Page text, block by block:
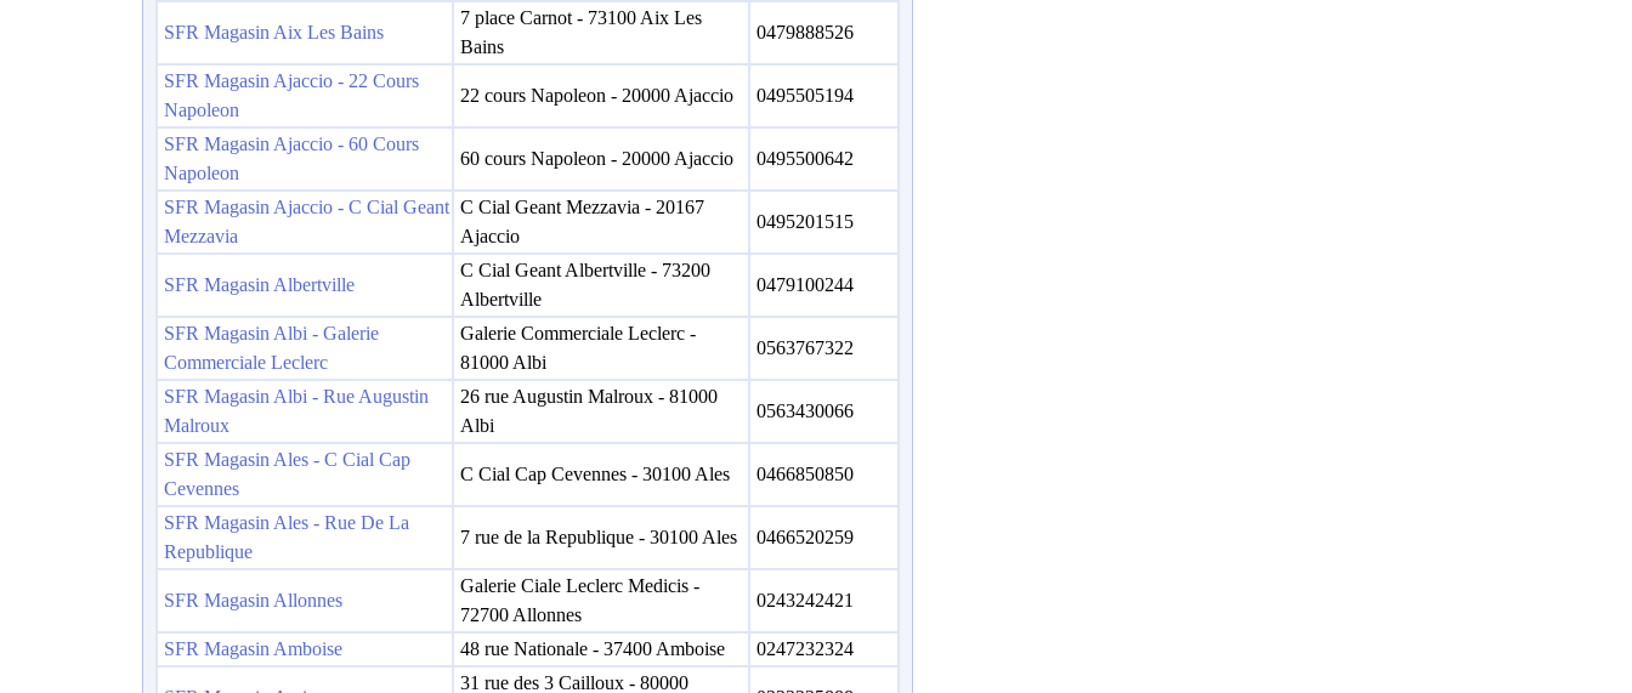
SFR Magasin Aix Les Bains
7 place Carnot - 73100 Aix Les
Bains
0479888526
SFR Magasin Ajaccio - 22 Cours
Napoleon
22 cours Napoleon - 20000 Ajaccio 0495505194
SFR Magasin Ajaccio - 60 Cours
Napoleon
60 cours Napoleon - 20000 Ajaccio 0495500642
SFR Magasin Ajaccio - C Cial Geant
Mezzavia
C Cial Geant Mezzavia - 20167
Ajaccio
0495201515
SFR Magasin Albertville
C Cial Geant Albertville - 73200
Albertville
0479100244
SFR Magasin Albi - Galerie
Commerciale Leclerc
Galerie Commerciale Leclerc -
81000 Albi
0563767322
SFR Magasin Albi - Rue Augustin
Malroux
26 rue Augustin Malroux - 81000
Albi
0563430066
SFR Magasin Ales - C Cial Cap
Cevennes
C Cial Cap Cevennes - 30100 Ales 0466850850
SFR Magasin Ales - Rue De La
Republique
7 rue de la Republique - 30100 Ales 0466520259
SFR Magasin Allonnes
Galerie Ciale Leclerc Medicis -
72700 Allonnes
0243242421
SFR Magasin Amboise 48 rue Nationale - 37400 Amboise 0247232324
31 rue des 3 Cailloux - 80000